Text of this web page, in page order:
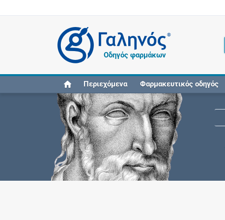
®
Οδηγός φαρμάκων
Περιεχόμενα Φαρμακευτικός οδηγός